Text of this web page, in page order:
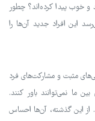
خوب پیدا کرده‌اند؟ چطور
این افراد جدید آن‌ها را
مثبت و مشارکت‌های فرد
ما نمی‌توانند باور کنند.
از این گذشته، آن‌ها احساس